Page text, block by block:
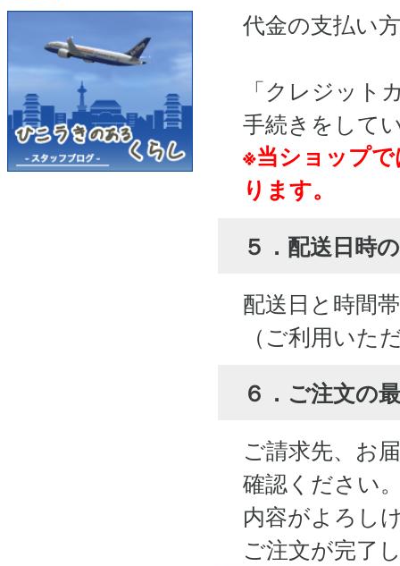
代金の支払い
「クレジット
手続きをして
※当ショップ
ります。
５．配送日時
配送日と時間
（ご利用いた
６．ご注文の
ご請求先、お
確認ください
内容がよろし
ご注文が完了